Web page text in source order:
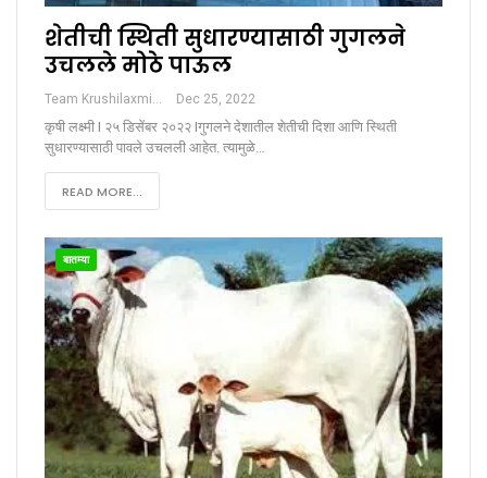
शेतीची स्थिती सुधारण्यासाठी गुगलने
उचलले मोठे पाऊल
Team Krushilaxmi Dec 25, 2022
कृषी लक्ष्मी I २५ डिसेंबर २०२२ Iगुगलने देशातील शेतीची दिशा आणि स्थिती
सुधारण्यासाठी पावले उचलली आहेत. त्यामुळे…
READ MORE...
बातम्या